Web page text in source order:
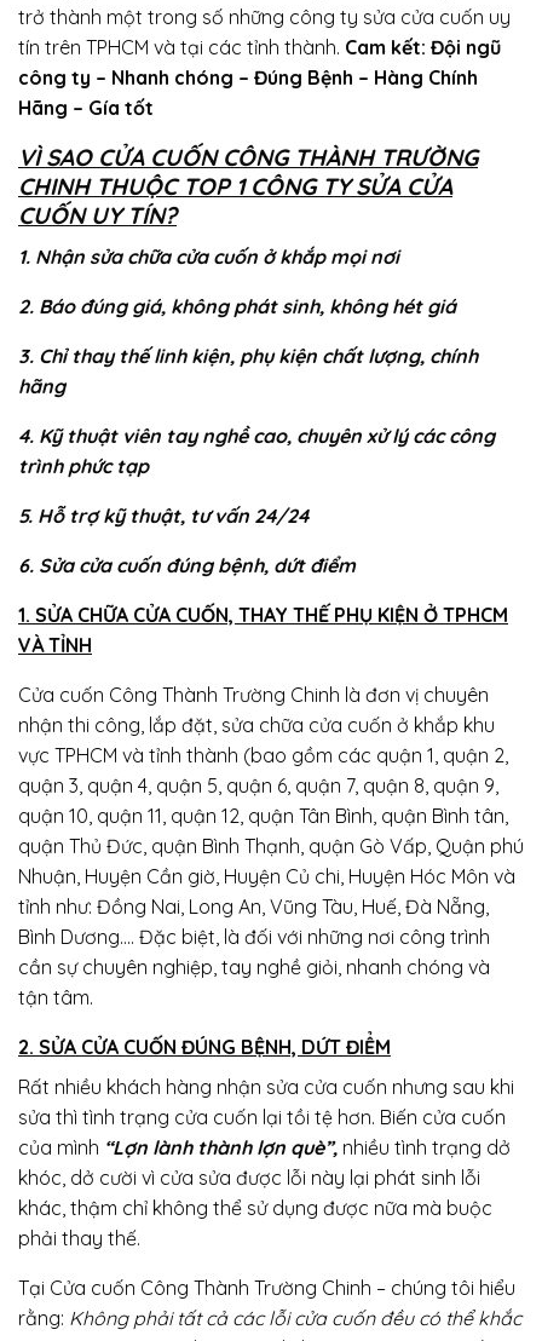
trở thành một trong số những công ty sửa cửa cuốn uy
tín trên TPHCM và tại các tỉnh thành. Cam kết: Đội ngũ
công ty – Nhanh chóng – Đúng Bệnh – Hàng Chính
Hãng – Gía tốt
VÌ SAO CỬA CUỐN CÔNG THÀNH TRƯỜNG
CHINH THUỘC TOP 1 CÔNG TY SỬA CỬA
CUỐN UY TÍN?
1. Nhận sửa chữa cửa cuốn ở khắp mọi nơi
2. Báo đúng giá, không phát sinh, không hét giá
3. Chỉ thay thế linh kiện, phụ kiện chất lượng, chính
hãng
4. Kỹ thuật viên tay nghề cao, chuyên xử lý các công
trình phức tạp
5. Hỗ trợ kỹ thuật, tư vấn 24/24
6. Sửa cửa cuốn đúng bệnh, dứt điểm
1. SỬA CHỮA CỬA CUỐN, THAY THẾ PHỤ KIỆN Ở TPHCM
VÀ TỈNH
Cửa cuốn Công Thành Trường Chinh là đơn vị chuyên
nhận thi công, lắp đặt, sửa chữa cửa cuốn ở khắp khu
vực TPHCM và tỉnh thành (bao gồm các quận 1, quận 2,
quận 3, quận 4, quận 5, quận 6, quận 7, quận 8, quận 9,
quận 10, quận 11, quận 12, quận Tân Bình, quận Bình tân,
quận Thủ Đức, quận Bình Thạnh, quận Gò Vấp, Quận phú
Nhuận, Huyện Cần giờ, Huyện Củ chi, Huyện Hóc Môn và
tỉnh như: Đồng Nai, Long An, Vũng Tàu, Huế, Đà Nẵng,
Bình Dương…. Đặc biệt, là đối với những nơi công trình
cần sự chuyên nghiệp, tay nghề giỏi, nhanh chóng và
tận tâm.
2. SỬA CỬA CUỐN ĐÚNG BỆNH, DỨT ĐIỂM
Rất nhiều khách hàng nhận sửa cửa cuốn nhưng sau khi
sửa thì tình trạng cửa cuốn lại tồi tệ hơn. Biến cửa cuốn
của mình “Lợn lành thành lợn què”, nhiều tình trạng dở
khóc, dở cười vì cửa sửa được lỗi này lại phát sinh lỗi
khác, thậm chỉ không thể sử dụng được nữa mà buộc
phải thay thế.
Tại Cửa cuốn Công Thành Trường Chinh – chúng tôi hiểu
rằng: Không phải tất cả các lỗi cửa cuốn đều có thể khắc